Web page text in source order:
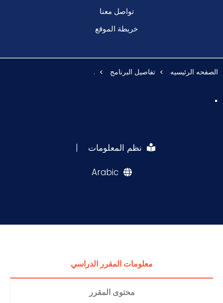
تواصل معنا
خريطة الموقع
الصفحه الرئيسيه تفاصيل البرنامج .
.
نظم المعلومات |
Arabic
معلومات المقرر الدراسي
محتوى المقرر